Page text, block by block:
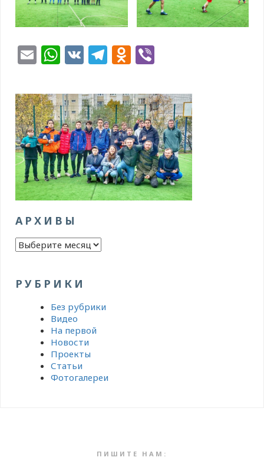
EmailWhatsApp
VK Telegram
Odnoklassniki
АРХИВЫ
Архивы
РУБРИКИ
Без рубрики
Видео
На первой
Новости
Проекты
Статьи
Фотогалереи
ПИШИТЕ НАМ: